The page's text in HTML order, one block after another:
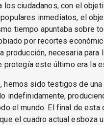
los ciudadanos, con el
inmediatos, el
tiempo apuntaba sobre
por recortes
producción, necesaria
protegía este último era la
hemos sido testigos de
indefinidamente,
el mundo. El final de
el cuadro actual